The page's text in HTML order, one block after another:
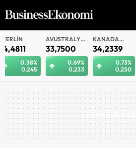
AVUSTRALYA
DOLARI
33,7500
0.69%
0,233
KANADA
DOLARI
34,2339
0.73%
0,250
İSVIÇRE
FRANKI
59,1179
0.82%
0,485